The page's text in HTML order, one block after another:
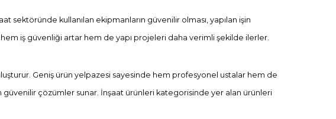
kullanılan ekipmanların güvenilir olması, yapılan işin
hem iş güvenliği artar hem de yapı projeleri daha verimli şekilde ilerler.
Geniş ürün yelpazesi sayesinde hem profesyonel ustalar hem de
güvenilir çözümler sunar. İnşaat ürünleri kategorisinde yer alan ürünleri